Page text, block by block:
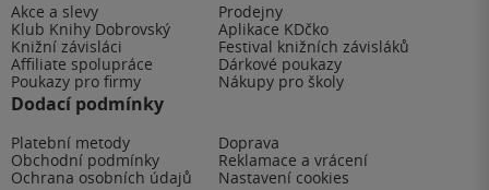
Akce a slevy
Prodejny
Klub Knihy Dobrovský
Aplikace KDčko
Knižní závisláci
Festival knižních závisláků
Affiliate spolupráce
Dárkové poukazy
Poukazy pro firmy
Nákupy pro školy
Dodací podmínky
Platební metody
Doprava
Obchodní podmínky
Reklamace a vrácení
Ochrana osobních údajů
Nastavení cookies